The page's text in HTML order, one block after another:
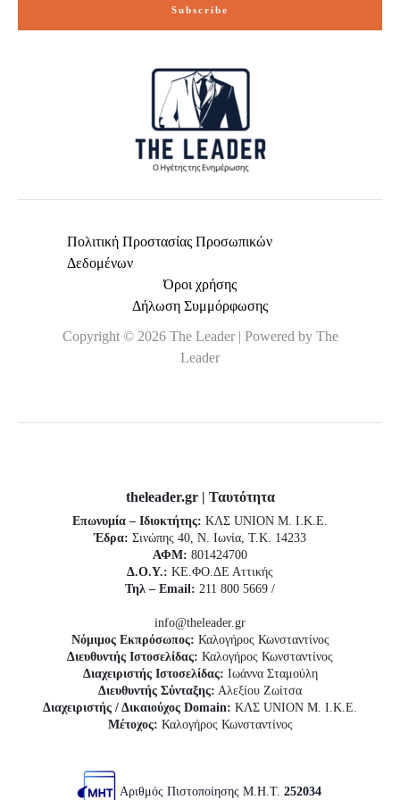
Subscribe
Πολιτική Προστασίας Προσωπικών
Δεδομένων
Όροι χρήσης
Δήλωση Συμμόρφωσης
Copyright © 2026 The Leader | Powered by The
Leader
theleader.gr | Ταυτότητα
Επωνυμία – Ιδιοκτήτης: ΚΛΣ UNION Μ. Ι.Κ.Ε.
Έδρα: Σινώπης 40, Ν. Ιωνία, Τ.Κ. 14233
ΑΦΜ: 801424700
Δ.Ο.Υ.: ΚΕ.ΦΟ.ΔΕ Αττικής
Τηλ – Email: 211 800 5669 /
info@theleader.gr
Νόμιμος Εκπρόσωπος: Καλογήρος Κωνσταντίνος
Διευθυντής Ιστοσελίδας: Καλογήρος Κωνσταντίνος
Διαχειριστής Ιστοσελίδας: Ιωάννα Σταμούλη
Διευθυντής Σύνταξης: Αλεξίου Ζωίτσα
Διαχειριστής / Δικαιούχος Domain: ΚΛΣ UNION Μ. Ι.Κ.Ε.
Μέτοχος: Καλογήρος Κωνσταντίνος
Αριθμός Πιστοποίησης Μ.Η.Τ. 252034